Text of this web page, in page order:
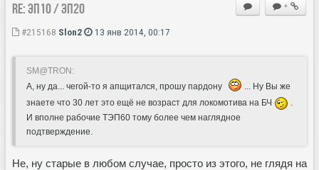
+
Re: ЭП10 / ЭП20
#215168 Slon2 13 янв 2014, 00:17
SM@TRON:
А, ну да... чегой-то я апщитался, прошу пардону
... Ну Вы же
знаете что 30 лет это ещё не возраст для локомотива на БЧ
.
И вполне рабочие ТЭП60 тому более чем наглядное
подтверждение.
Не, ну старые в любом случае, просто из этого, не глядя на